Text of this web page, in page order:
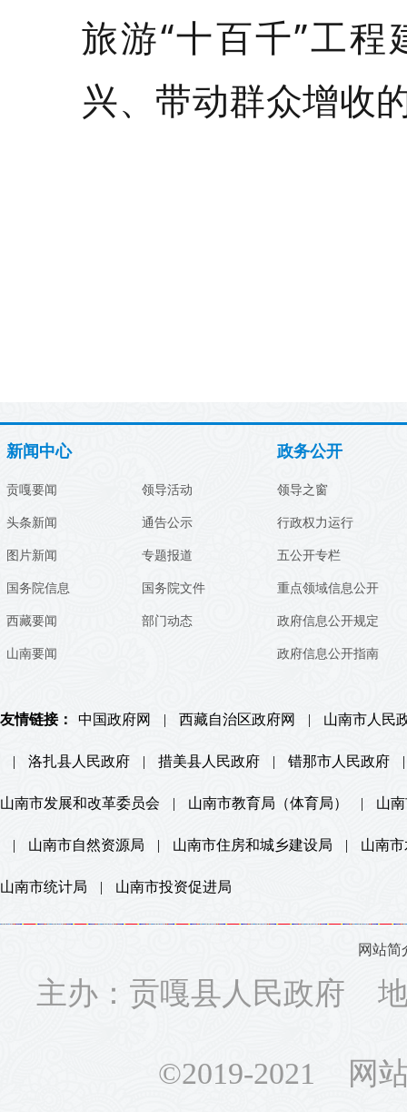
旅游“十百千”工
兴、带动群众增收
新闻中心
贡嘎要闻
头条新闻
图片新闻
国务院信息
西藏要闻
山南要闻
领导活动
通告公示
专题报道
国务院文件
部门动态
政务公开
领导之窗
行政权力运行
五公开专栏
重点领域信息公开
政府信息公开规定
政府信息公开指南
友情链接： 中国政府网 | 西藏自治区政府网 | 山南市人民
| 洛扎县人民政府 | 措美县人民政府 | 错那市人民政府 |
山南市发展和改革委员会 | 山南市教育局（体育局） | 山
| 山南市自然资源局 | 山南市住房和城乡建设局 | 山南
山南市统计局 | 山南市投资促进局
网站简
主办：贡嘎县人民政府
©2019-2021 网